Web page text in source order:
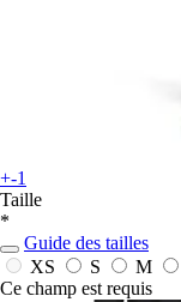
+-1
Taille
*
Guide des tailles
XS
S M
Ce champ est requis